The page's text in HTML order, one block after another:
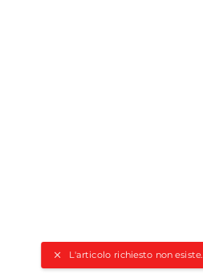
L'articolo richiesto non esiste.